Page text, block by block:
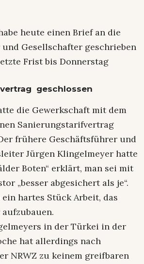
heute einen Brief an die
Gesellschafter geschrieben
Frist bis Donnerstag
geschlossen
die Gewerkschaft mit dem
Sanierungstarifvertrag
frühere Geschäftsführer und
Jürgen Klingelmeyer hatte
Boten“ erklärt, man sei mit
„besser abgesichert als je“.
hartes Stück Arbeit, das
in der Türkei in der
hat allerdings nach
NRWZ zu keinem greifbaren